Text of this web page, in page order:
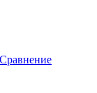
Сравнение